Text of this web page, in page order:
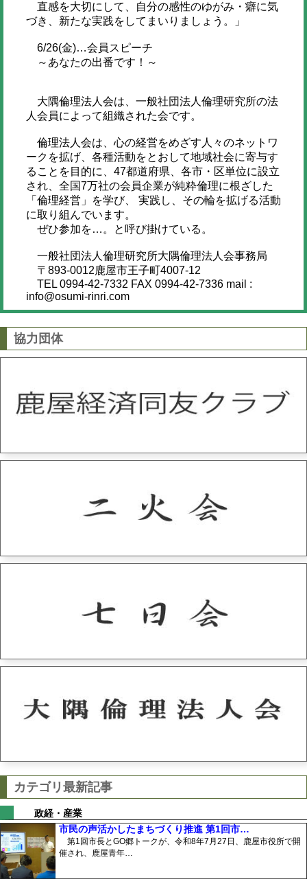
直感を大切にして、自分の感性のゆがみ・癖に気
づき、新たな実践をしてまいりましょう。」
6/26(金)…会員スピーチ
～あなたの出番です！～
大隅倫理法人会は、一般社団法人倫理研究所の法
人会員によって組織された会です。
倫理法人会は、心の経営をめざす人々のネットワ
ークを拡げ、各種活動をとおして地域社会に寄与す
ることを目的に、47都道府県、各市・区単位に設立
され、全国7万社の会員企業が純粋倫理に根ざした
「倫理経営」を学び、 実践し、その輪を拡げる活動
に取り組んでいます。
ぜひ参加を…。と呼び掛けている。
一般社団法人倫理研究所大隅倫理法人会事務局
〒893-0012鹿屋市王子町4007-12
TEL 0994-42-7332 FAX 0994-42-7336 mail :
info@osumi-rinri.com
協力団体
カテゴリ最新記事
政経・産業
市民の声活かしたまちづくり推進 第1回市…
第1回市長とGO郷トークが、令和8年7月27日、鹿屋市役所で開
催され、鹿屋青年…